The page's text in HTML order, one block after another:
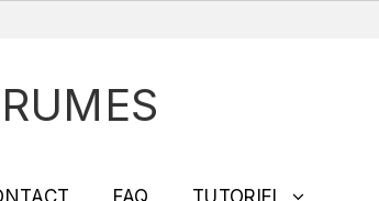
FAQ TUTORIEL